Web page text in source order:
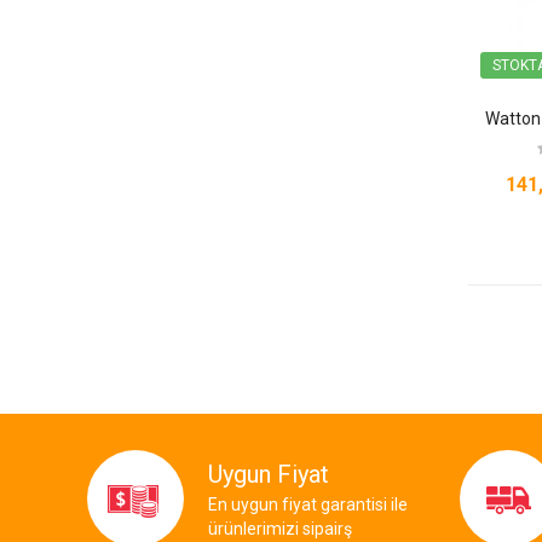
Watton
Uygun Fiyat
En uygun fiyat garantisi ile
ürünlerimizi sipairş